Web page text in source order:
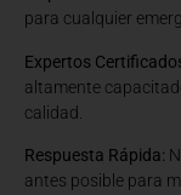
para cualquier
Expertos
altamente
calidad.
Respuesta Rápida:
antes posible para